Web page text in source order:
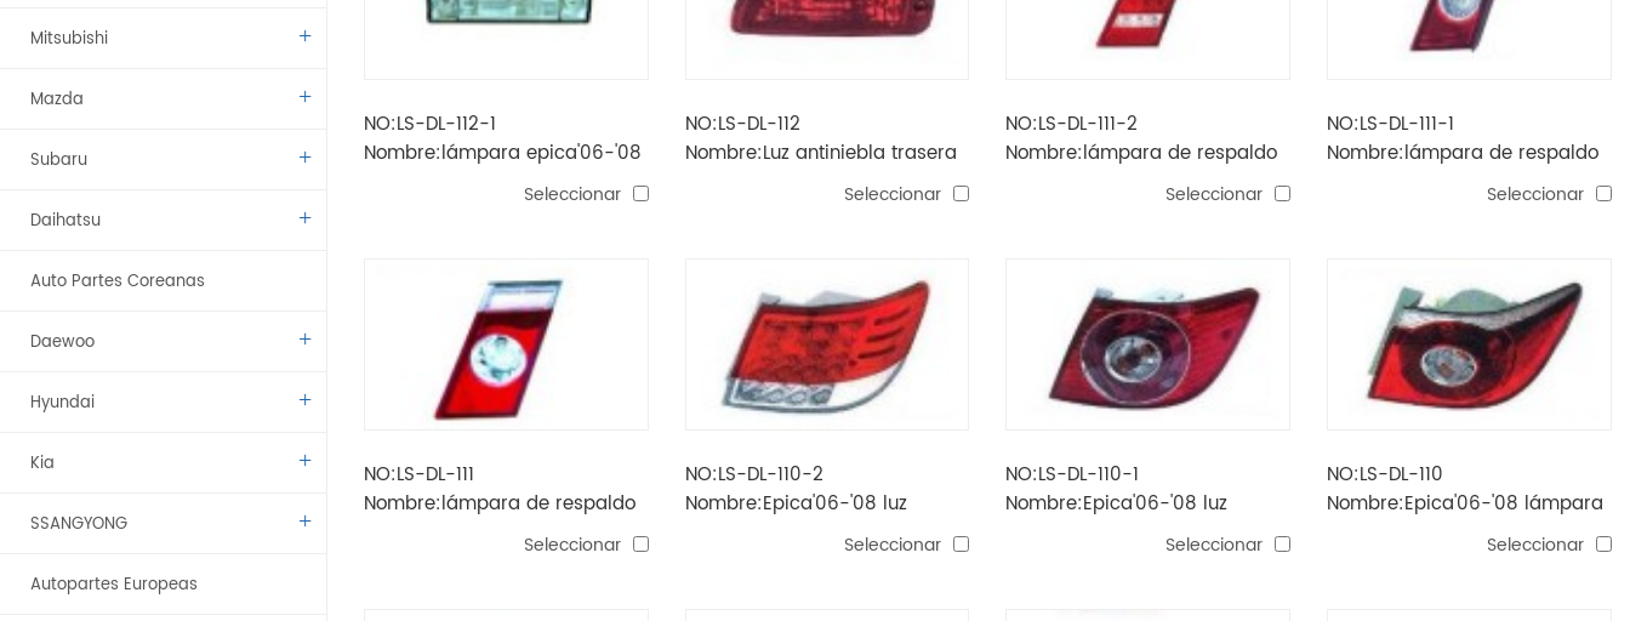
Mitsubishi
Mazda
Subaru
Daihatsu
Auto Partes Coreanas
Daewoo
Hyundai
Kia
SSANGYONG
Autopartes Europeas
NO:LS-DL-112-1
Nombre:lámpara epica'06-'08
Seleccionar
NO:LS-DL-112
Nombre:Luz antiniebla trasera
Seleccionar
NO:LS-DL-111-2
Nombre:lámpara de respaldo
epica'06-'08 (led)Seleccionar
NO:LS-DL-111-1
Nombre:lámpara de respaldo
Seleccionar
NO:LS-DL-111
Nombre:lámpara de respaldo
Seleccionar
NO:LS-DL-110-2
Nombre:Epica'06-'08 luz
Seleccionar
NO:LS-DL-110-1
Nombre:Epica'06-'08 luz
Seleccionar
NO:LS-DL-110
Nombre:Epica'06-'08 lámpara
Seleccionar